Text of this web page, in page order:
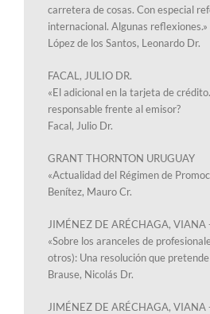
carretera de cosas. Con especial
internacional. Algunas reflexiones.»
López de los Santos, Leonardo Dr.
FACAL, JULIO DR.
«El adicional en la tarjeta de
responsable frente al emisor?
Facal, Julio Dr.
GRANT THORNTON URUGUAY
«Actualidad del Régimen de
Benítez, Mauro Cr.
JIMÉNEZ DE ARÉCHAGA, VIANA
«Sobre los aranceles de
otros): Una resolución que
Brause, Nicolás Dr.
JIMÉNEZ DE ARÉCHAGA, VIANA